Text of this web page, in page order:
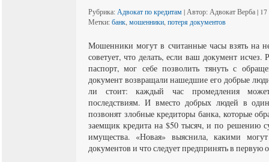
Рубрика: Адвокат по кредитам| Автор: Адвокат Верба | 17
Метки: банк мошенники потеря документов
Мошенники могут в считанные часы взять на
советует, что делать, если ваш документ
паспорт, мог себе позволить тянуть с
документ возвращали нашедшие его добрые
ли стоит: каждый час промедления
последствиям. И вместо добрых людей в
позвонят злобные кредиторы банка, которые
заемщик кредита на $50 тысяч, и по решению
имущества. «Новая» выяснила, какими
документов и что следует предпринять в первую